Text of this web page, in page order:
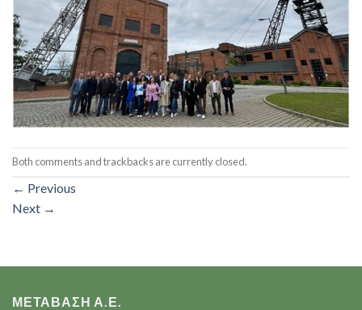
Both comments and trackbacks are currently closed.
← Previous
Next →
ΜΕΤΑΒΑΣΗ Α.Ε.